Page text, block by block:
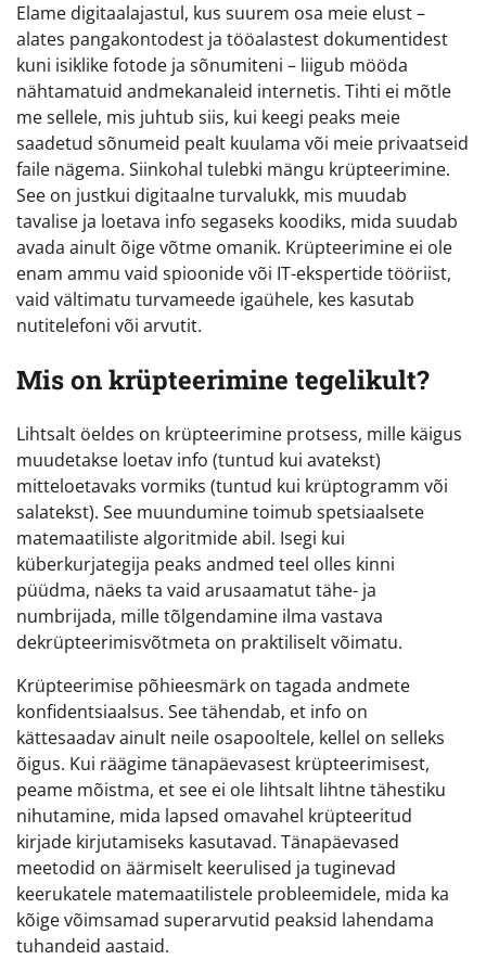
Elame digitaalajastul, kus suurem osa meie elust –
alates pangakontodest ja tööalastest dokumentidest
kuni isiklike fotode ja sõnumiteni – liigub mööda
nähtamatuid andmekanaleid internetis. Tihti ei mõtle
me sellele, mis juhtub siis, kui keegi peaks meie
saadetud sõnumeid pealt kuulama või meie privaatseid
faile nägema. Siinkohal tulebki mängu krüpteerimine.
See on justkui digitaalne turvalukk, mis muudab
tavalise ja loetava info segaseks koodiks, mida suudab
avada ainult õige võtme omanik. Krüpteerimine ei ole
enam ammu vaid spioonide või IT-ekspertide tööriist,
vaid vältimatu turvameede igaühele, kes kasutab
nutitelefoni või arvutit.
Mis on krüpteerimine tegelikult?
Lihtsalt öeldes on krüpteerimine protsess, mille käigus
muudetakse loetav info (tuntud kui avatekst)
mitteloetavaks vormiks (tuntud kui krüptogramm või
salatekst). See muundumine toimub spetsiaalsete
matemaatiliste algoritmide abil. Isegi kui
küberkurjategija peaks andmed teel olles kinni
püüdma, näeks ta vaid arusaamatut tähe- ja
numbrijada, mille tõlgendamine ilma vastava
dekrüpteerimisvõtmeta on praktiliselt võimatu.
Krüpteerimise põhieesmärk on tagada andmete
konfidentsiaalsus. See tähendab, et info on
kättesaadav ainult neile osapooltele, kellel on selleks
õigus. Kui räägime tänapäevasest krüpteerimisest,
peame mõistma, et see ei ole lihtsalt lihtne tähestiku
nihutamine, mida lapsed omavahel krüpteeritud
kirjade kirjutamiseks kasutavad. Tänapäevased
meetodid on äärmiselt keerulised ja tuginevad
keerukatele matemaatilistele probleemidele, mida ka
kõige võimsamad superarvutid peaksid lahendama
tuhandeid aastaid.